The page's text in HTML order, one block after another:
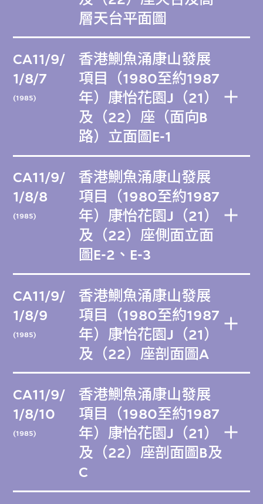
層天台平面圖
CA11/9/
1/8/7
(1985)
香港鰂魚涌康山發展
項目（1980至約1987
年）康怡花園J（21）
及（22）座（面向B
路）立面圖E-1
CA11/9/
1/8/8
(1985)
香港鰂魚涌康山發展
項目（1980至約1987
年）康怡花園J（21）
及（22）座側面立面
圖E-2、E-3
CA11/9/
1/8/9
(1985)
香港鰂魚涌康山發展
項目（1980至約1987
年）康怡花園J（21）
及（22）座剖面圖A
CA11/9/
1/8/10
(1985)
香港鰂魚涌康山發展
項目（1980至約1987
年）康怡花園J（21）
及（22）座剖面圖B及
C